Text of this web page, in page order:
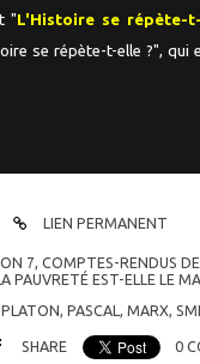
"L'Histoire se répète-
se répète-t-elle ?", qui
LIEN PERMANENT
7 ,COMPTES-RENDUS
PAUVRETÉ EST-ELLE LE
PLATON,PASCAL,MARX,
SHARE 0